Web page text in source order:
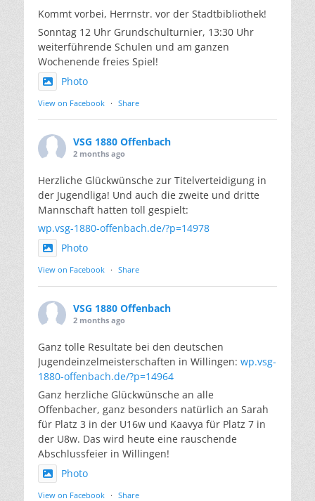
Kommt vorbei, Herrnstr. vor der Stadtbibliothek!
Sonntag 12 Uhr Grundschulturnier, 13:30 Uhr
weiterführende Schulen und am ganzen
Wochenende freies Spiel!
Photo
View on Facebook · Share
VSG 1880 Offenbach
2 months ago
Herzliche Glückwünsche zur Titelverteidigung in
der Jugendliga! Und auch die zweite und dritte
Mannschaft hatten toll gespielt:
wp.vsg-1880-offenbach.de/?p=14978
Photo
View on Facebook · Share
VSG 1880 Offenbach
2 months ago
Ganz tolle Resultate bei den deutschen
Jugendeinzelmeisterschaften in Willingen: wp.vsg-
1880-offenbach.de/?p=14964
Ganz herzliche Glückwünsche an alle
Offenbacher, ganz besonders natürlich an Sarah
für Platz 3 in der U16w und Kaavya für Platz 7 in
der U8w. Das wird heute eine rauschende
Abschlussfeier in Willingen!
Photo
View on Facebook · Share